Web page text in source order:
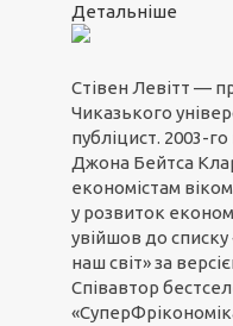
Детальніше
Стівен Левітт —
Чиказького
публіцист. 2003-
Джона Бейтса
економістам
у розвиток
увійшов до
наш світ» за
Співавтор